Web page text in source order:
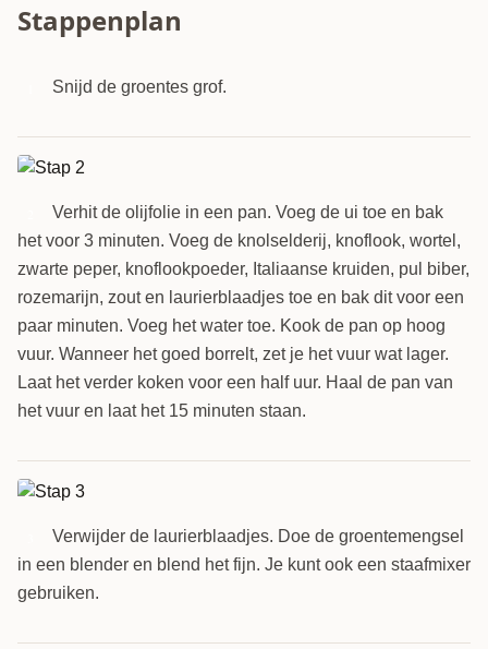
Stappenplan
Snijd de groentes grof.
Verhit de olijfolie in een pan. Voeg de ui toe en bak
het voor 3 minuten. Voeg de knolselderij, knoflook, wortel,
zwarte peper, knoflookpoeder, Italiaanse kruiden, pul biber,
rozemarijn, zout en laurierblaadjes toe en bak dit voor een
paar minuten. Voeg het water toe. Kook de pan op hoog
vuur. Wanneer het goed borrelt, zet je het vuur wat lager.
Laat het verder koken voor een half uur. Haal de pan van
het vuur en laat het 15 minuten staan.
Verwijder de laurierblaadjes. Doe de groentemengsel
in een blender en blend het fijn. Je kunt ook een staafmixer
gebruiken.